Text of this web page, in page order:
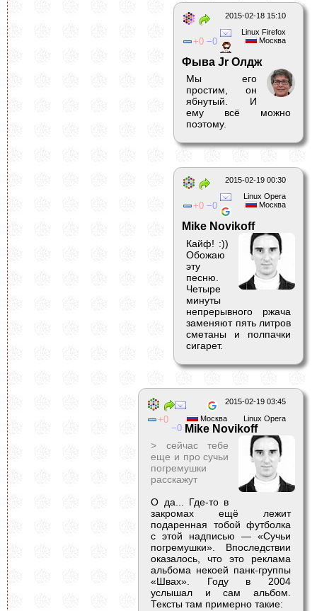
2015-02-18 15:10
Linux Firefox
Москва
0 0
Фыва Jr Олдж
Мы его
простим, он
ябнутый. И
ему всё можно
поэтому.
2015-02-19 00:30
Linux Opera
Москва
0 0
Mike Novikoff
Кайф! :))
Обожаю
эту
песню.
Четыре
минуты
непрерывного ржача
заменяют пять литров
сметаны и полпачки
сигарет.
2015-02-19 03:45
Linux Opera
Москва
0
0 Mike Novikoff
> сейчас тебе
еще и про сучьи
погремушки
расскажут
О да... Где-то в
закромах ещё лежит
подаренная тобой футболка
с этой надписью — «Сучьи
погремушки». Впоследствии
оказалось, что это реклама
альбома некоей панк-группы
«Швах». Году в 2004
услышал и сам альбом.
Тексты там примерно такие: